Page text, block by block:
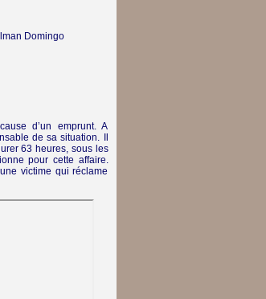
Domingo
d’un emprunt. A
de sa situation. Il
63 heures, sous les
pour cette affaire.
victime qui réclame